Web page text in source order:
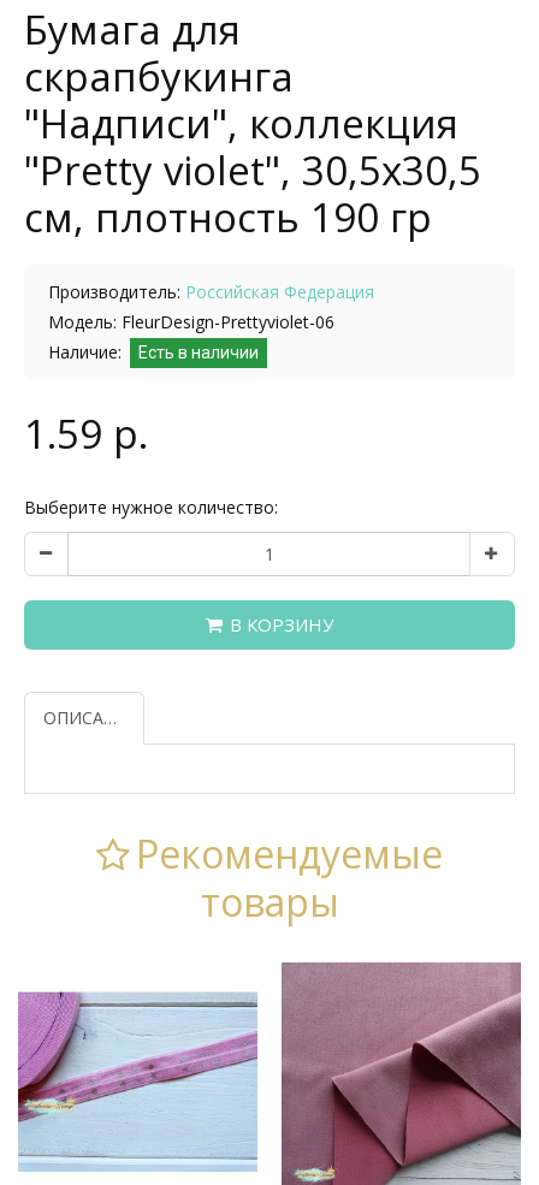
Бумага для
скрапбукинга
"Надписи", коллекция
"Pretty violet", 30,5х30,5
см, плотность 190 гр
Производитель: Российская Федерация
Модель: FleurDesign-Prettyviolet-06
Наличие:
Есть в наличии
1.59 р.
Выберите нужное количество:
В КОРЗИНУ
ОПИСАНИЕ
Рекомендуемые
товары